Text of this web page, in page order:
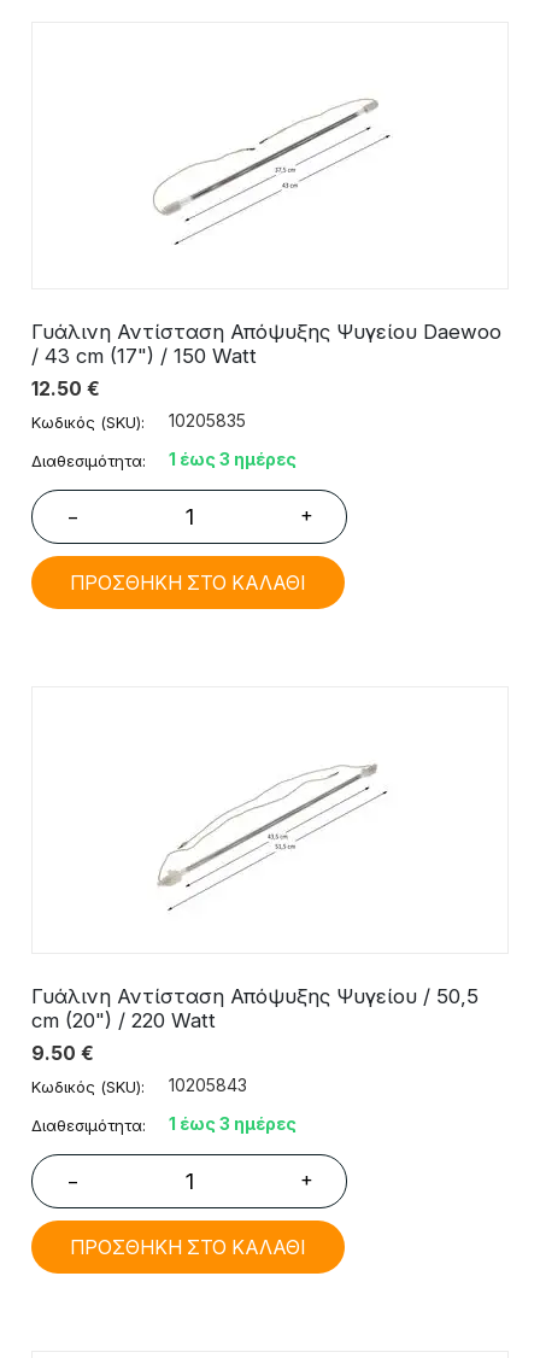
Γυάλινη Αντίσταση Απόψυξης Ψυγείου Daewoo
/ 43 cm (17") / 150 Watt
12.50 €
Κωδικός (SKU): 10205835
Διαθεσιμότητα: 1 έως 3 ημέρες
− +
ΠΡΟΣΘΗΚΗ ΣΤΟ ΚΑΛΑΘΙ
Γυάλινη Αντίσταση Απόψυξης Ψυγείου / 50,5
cm (20") / 220 Watt
9.50 €
Κωδικός (SKU): 10205843
Διαθεσιμότητα: 1 έως 3 ημέρες
− +
ΠΡΟΣΘΗΚΗ ΣΤΟ ΚΑΛΑΘΙ